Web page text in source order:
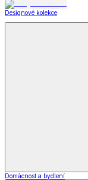
Designové kolekce
Domácnost a bydlení